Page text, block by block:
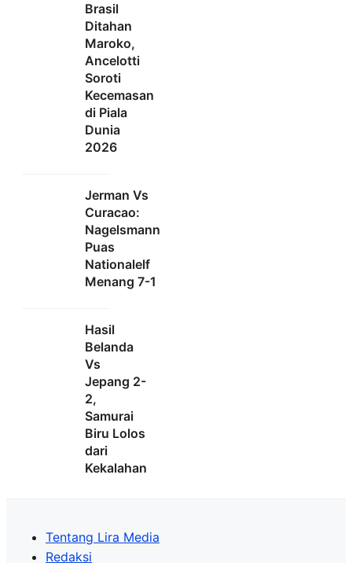
Brasil
Ditahan
Maroko,
Ancelotti
Soroti
Kecemasan
di Piala
Dunia
2026
Jerman Vs
Curacao:
Nagelsmann
Puas
Nationalelf
Menang 7-1
Hasil
Belanda
Vs
Jepang 2-
2,
Samurai
Biru Lolos
dari
Kekalahan
Tentang Lira Media
Redaksi